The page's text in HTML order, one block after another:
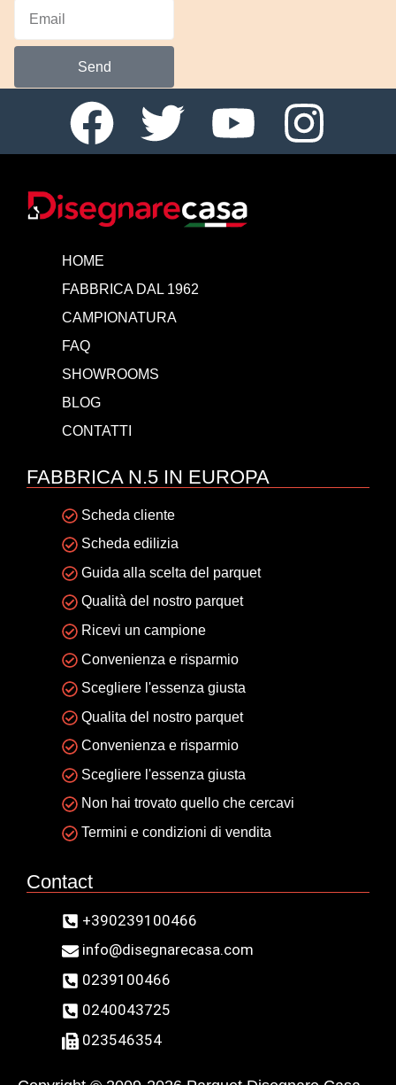
Send
HOME
FABBRICA DAL 1962
CAMPIONATURA
FAQ
SHOWROOMS
BLOG
CONTATTI
FABBRICA N.5 IN EUROPA
Scheda cliente
Scheda edilizia
Guida alla scelta del parquet
Qualità del nostro parquet
Ricevi un campione
Convenienza e risparmio
Scegliere l'essenza giusta
Qualita del nostro parquet
Convenienza e risparmio
Scegliere l'essenza giusta
Non hai trovato quello che cercavi
Termini e condizioni di vendita
Contact
+390239100466
info@disegnarecasa.com
0239100466
0240043725
023546354